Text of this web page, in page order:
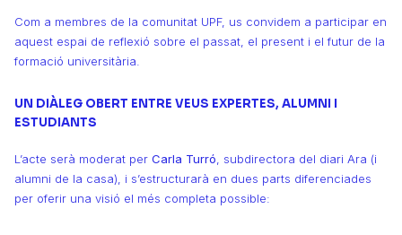
Com a membres de la comunitat UPF, us convidem a participar en
aquest espai de reflexió sobre el passat, el present i el futur de la
formació universitària.
UN DIÀLEG OBERT ENTRE VEUS EXPERTES, ALUMNI I
ESTUDIANTS
L’acte serà moderat per Carla Turró , subdirectora del diari Ara (i
alumni de la casa), i s’estructurarà en dues parts diferenciades
per oferir una visió el més completa possible: